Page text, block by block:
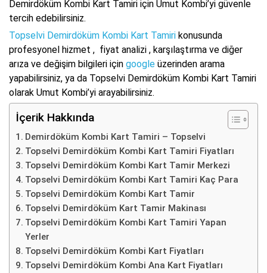
Demirdöküm Kombi Kart Tamiri için Umut Kombi’yi güvenle
tercih edebilirsiniz.
Topselvi Demirdöküm Kombi Kart Tamiri konusunda
profesyonel hizmet , fiyat analizi , karşılaştırma ve diğer
arıza ve değişim bilgileri için google üzerinden arama
yapabilirsiniz, ya da Topselvi Demirdöküm Kombi Kart Tamiri
olarak Umut Kombi’yi arayabilirsiniz.
İçerik Hakkında
Demirdöküm Kombi Kart Tamiri – Topselvi
Topselvi Demirdöküm Kombi Kart Tamiri Fiyatları
Topselvi Demirdöküm Kombi Kart Tamir Merkezi
Topselvi Demirdöküm Kombi Kart Tamiri Kaç Para
Topselvi Demirdöküm Kombi Kart Tamir
Topselvi Demirdöküm Kart Tamir Makinası
Topselvi Demirdöküm Kombi Kart Tamiri Yapan
Yerler
Topselvi Demirdöküm Kombi Kart Fiyatları
Topselvi Demirdöküm Kombi Ana Kart Fiyatları